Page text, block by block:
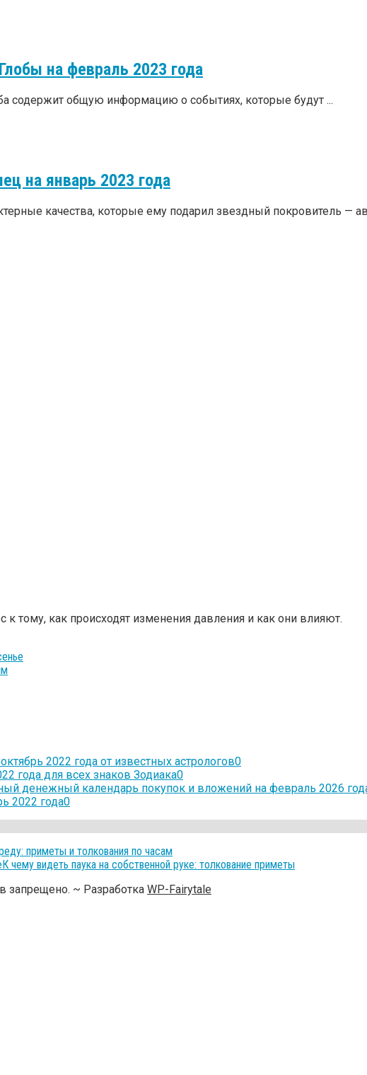
на февраль 2023 года
содержит общую информацию о событиях, которые будут ...
на январь 2023 года
качества, которые ему подарил звездный покровитель —
тому, как происходят изменения давления и как они влияют.
2022 года от известных астрологов0
года для всех знаков Зодиака0
денежный календарь покупок и вложений на февраль 2026
2022 года0
приметы и толкования по часам
К чему видеть паука на собственной руке: толкование приметы
запрещено. ~ Разработка WP-Fairytale